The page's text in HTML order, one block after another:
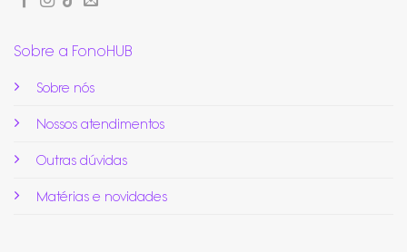
Sobre a FonoHUB
Sobre nós
Nossos atendimentos
Outras dúvidas
Matérias e novidades